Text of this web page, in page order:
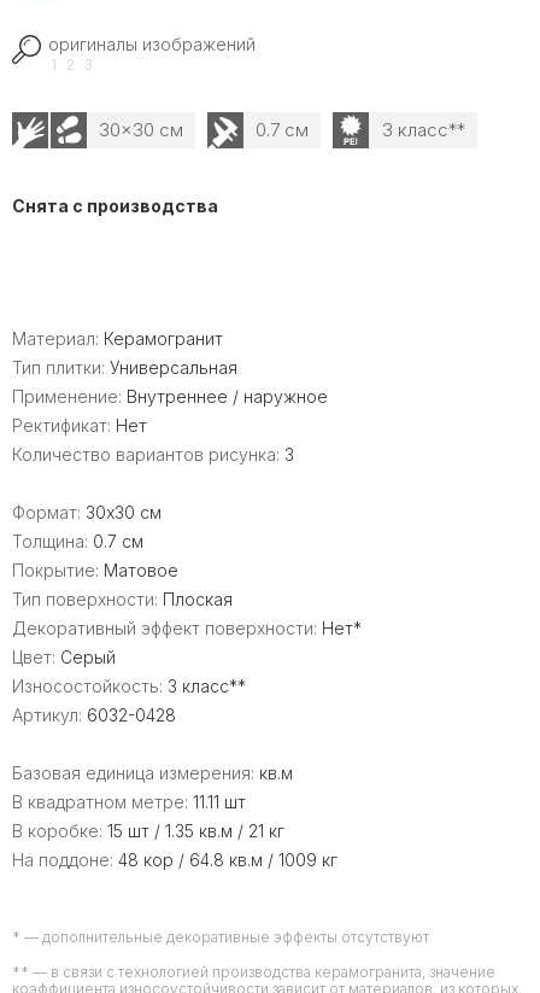
оригиналы изображений
1 2 3
30x30 см 0.7 см 3 класс**
Снята с производства
Материал: Керамогранит
Тип плитки: Универсальная
Применение: Внутреннее / наружное
Ректификат: Нет
Количество вариантов рисунка: 3
Формат: 30x30 см
Толщина: 0.7 см
Покрытие: Матовое
Тип поверхности: Плоская
Декоративный эффект поверхности: Нет*
Цвет: Серый
Износостойкость: 3 класс**
Артикул: 6032-0428
Базовая единица измерения: кв.м
В квадратном метре: 11.11 шт
В коробке: 15 шт / 1.35 кв.м / 21 кг
На поддоне: 48 кор / 64.8 кв.м / 1009 кг
* — дополнительные декоративные эффекты отсутствуют
** — в связи с технологией производства керамогранита, значение
коэффициента износоустойчивости зависит от материалов, из которых